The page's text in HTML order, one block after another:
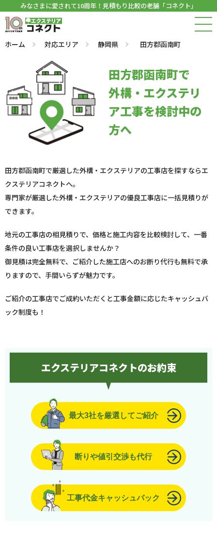
みなさまに愛されて10周年！見積もり比較の老舗「コネクト」
ホーム 対応エリア 静岡県 田方郡函南町
田方郡函南町で
外構・エクステリ
ア工事を検討中の
方へ
田方郡函南町で厳選した外構・エクステリアの工事店を探すならエ
クステリアコネクトへ。
専門家が厳選した外構・エクステリアの優良工事店に一括見積りが
できます。
地元の工事店の相見積りで、価格と施工内容を比較検討して、一番
条件の良い工事店を選択しませんか？
御見積は完全無料で、ご紹介した施工店へのお断り代行も無料で承
りますので、手間いらずが魅力です。
ご紹介の工事店でご成約いただくと工事金額に応じたキャッシュバ
ック制度も！
エクステリアコネクトのお約束
最大3社を厳選してご紹介
断りや値引交渉も代行
工事代金キャッシュバック